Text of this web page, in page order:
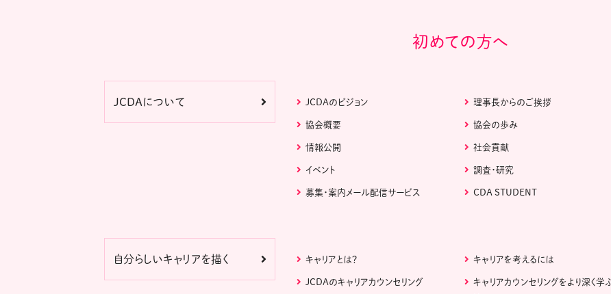
初めての方へ
JCDAについて JCDAのビジョン 理事長からのご挨拶
協会概要 協会の歩み
情報公開 社会貢献
イベント 調査・研究
募集・案内メール配信サービス CDA STUDENT
自分らしいキャリアを描く キャリアとは？ キャリアを考えるには
JCDAのキャリアカウンセリング
キャリアカウンセリングをより深く学